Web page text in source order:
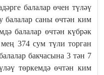
балалар өчен түләү
балалар саны өчтән ким
балалар өчтән күбрәк
374 сум түли торган
бакчасына 3 тән 7
төркемдә өчтән ким